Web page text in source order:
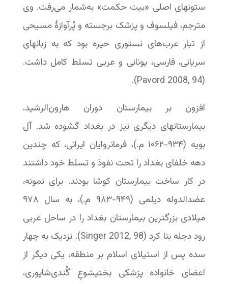
ستونهای اصلی «بیت حکمت» به‌شمار می‌رفت. وی
مترجم، فیلسوف و پزشک برجسته و پُرآوازهٔ مسیحی
از تبار عرب‌های نستوری حیره بود که به زبانهای
سریانی، فارسی، یونانی و عربی تسلط کامل داشت.
(Pavord 2008, 94).
افزون بر بیمارستان دوران هارون‌الرشید،
بیمارستانهای دیگری نیز در بغداد گشوده شد. آل
بویه (۹۳۴-‏۱۰۶۲ م.)، فرمانروایان ایرانی، که چندین
دهه خلفای بغداد را تحت نفوذ و تسلط خود داشتند
در کار ساخت بیمارستان کوشا بودند. برای نمونه،
عضدالدوله دیلمی (۹۴۹-‏۹۸۳ م.)، به سال ۹۷۸
میلادی بزرگترین بیمارستان بغداد را در ساحل غربی
رود دجله بنا کرد (Singer 2012, 98). نزدیک به چهار
سده پس از استیلای اسلام بر منطقه، یکی دیگر از
اعضای خانواده پزشکی بختیشوعِ گُندی‌شاپوری،